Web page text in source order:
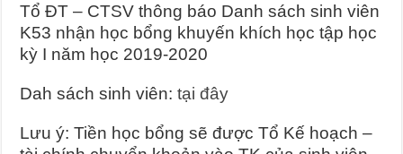
Tổ ĐT – CTSV thông báo Danh sách sinh viên
K53 nhận học bổng khuyến khích học tập học
kỳ I năm học 2019-2020
Dah sách sinh viên:tại đây
Lưu ý: Tiền học bổng sẽ được Tổ Kế hoạch –